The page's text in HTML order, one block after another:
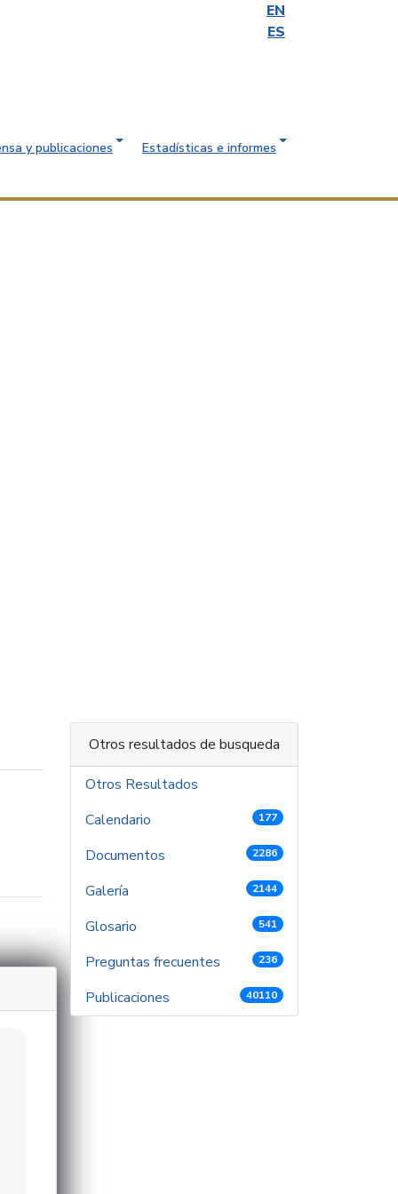
EN
ES
y publicaciones Estadísticas e informes
Otros resultados de busqueda
Otros Resultados
Calendario
177
Documentos 2286
Galería 2144
Glosario 541
Preguntas frecuentes 236
Publicaciones 40110